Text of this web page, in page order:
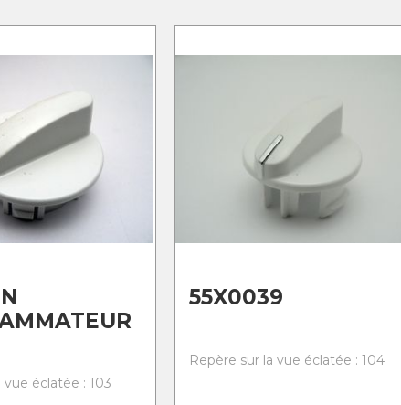
vue éclatée : 103
55X0039
Repère sur la vue éclatée : 104